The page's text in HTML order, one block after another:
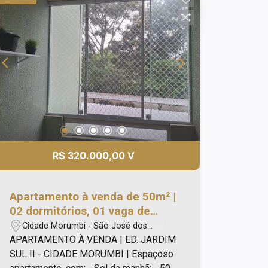
R$ 320.000,00 V
Apartamento à venda de 50m² |
02 dormitórios, 01 vaga de
garagem e 01 banheiro |
Edifício Jardim Sul II - Cidade
Morumbi | São José dos
Cidade Morumbi - São José dos
Campos/SP
APARTAMENTO À VENDA | ED. JARDIM
SUL II - CIDADE MORUMBI | Espaçoso